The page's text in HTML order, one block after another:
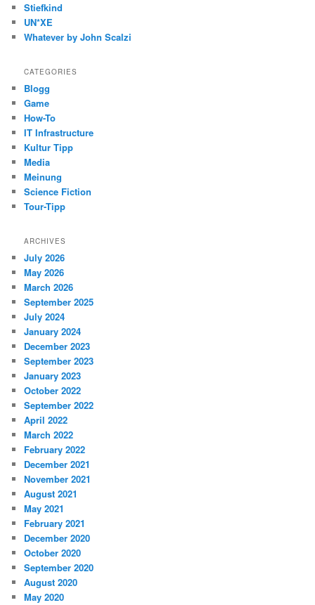
Stiefkind
UN*XE
Whatever by John Scalzi
CATEGORIES
Blogg
Game
How-To
IT Infrastructure
Kultur Tipp
Media
Meinung
Science Fiction
Tour-Tipp
ARCHIVES
July 2026
May 2026
March 2026
September 2025
July 2024
January 2024
December 2023
September 2023
January 2023
October 2022
September 2022
April 2022
March 2022
February 2022
December 2021
November 2021
August 2021
May 2021
February 2021
December 2020
October 2020
September 2020
August 2020
May 2020